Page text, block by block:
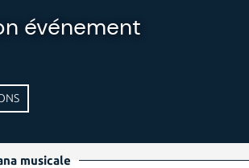
événement
musicale